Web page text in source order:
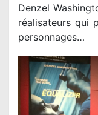
Denzel
réalisateurs qui
personnages…